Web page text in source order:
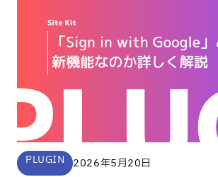
PLUGIN 2026年5月20日